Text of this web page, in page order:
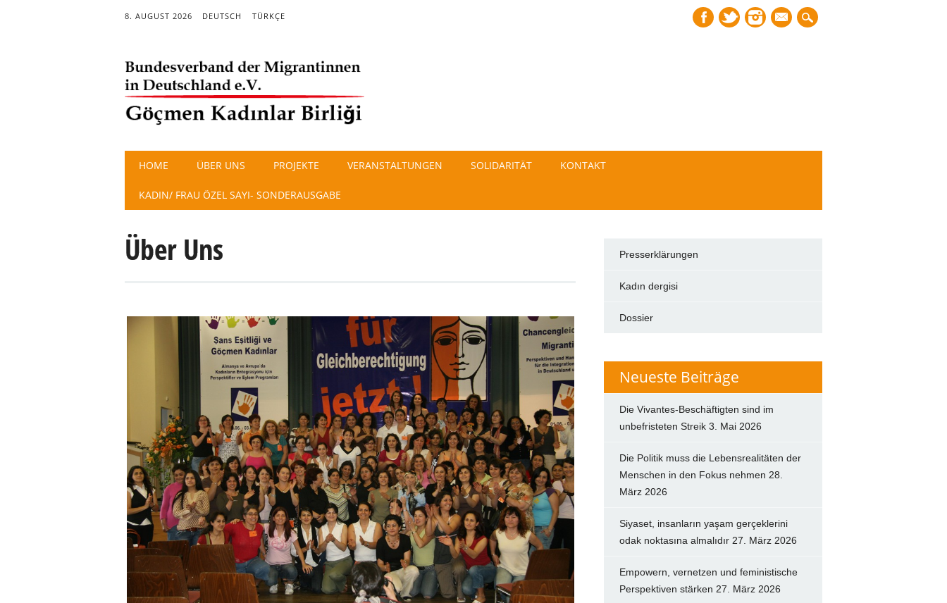
8. AUGUST 2026 DEUTSCH TÜRKÇE
mail
Main menu
HOME ÜBER UNS PROJEKTE VERANSTALTUNGEN SOLIDARITÄT KONTAKT
KADIN/ FRAU ÖZEL SAYI- SONDERAUSGABE
Über Uns Presserklärungen
Kadın dergisi
Dossier
Neueste Beiträge
Die Vivantes-Beschäftigten sind im
unbefristeten Streik 3. Mai 2026
Die Politik muss die Lebensrealitäten der
Menschen in den Fokus nehmen 28.
März 2026
Siyaset, insanların yaşam gerçeklerini
odak noktasına almalıdır 27. März 2026
Empowern, vernetzen und feministische
Perspektiven stärken 27. März 2026